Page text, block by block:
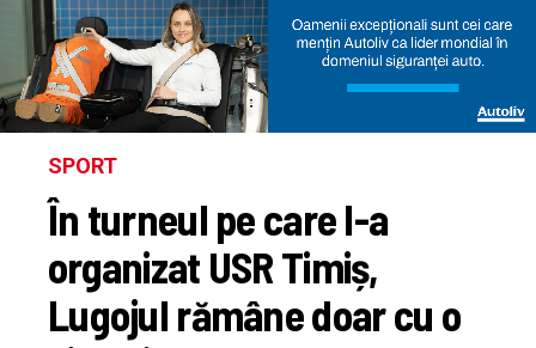
SPORT
În turneul pe care l-a
organizat USR Timiș,
Lugojul rămâne doar cu o